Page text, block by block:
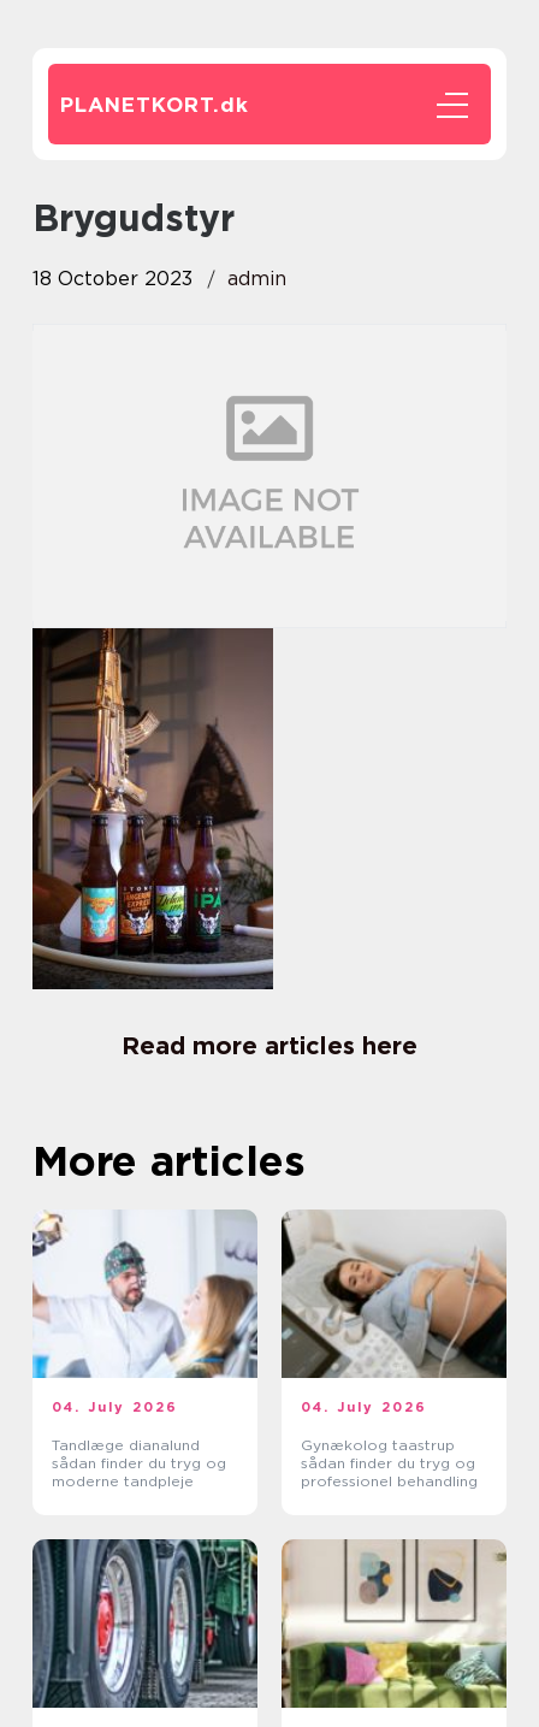
PLANETKORT.dk
brygudstyr
18 October 2023 admin
Read more articles here
More articles
04. July 2026
Tandlæge dianalund
sådan finder du tryg og
moderne tandpleje
04. July 2026
Gynækolog taastrup
sådan finder du tryg og
professionel behandling